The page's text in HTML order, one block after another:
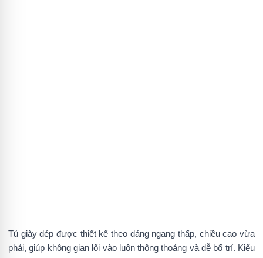
Tủ giày dép được thiết kế theo dáng ngang thấp, chiều cao vừa
phải, giúp không gian lối vào luôn thông thoáng và dễ bố trí. Kiểu